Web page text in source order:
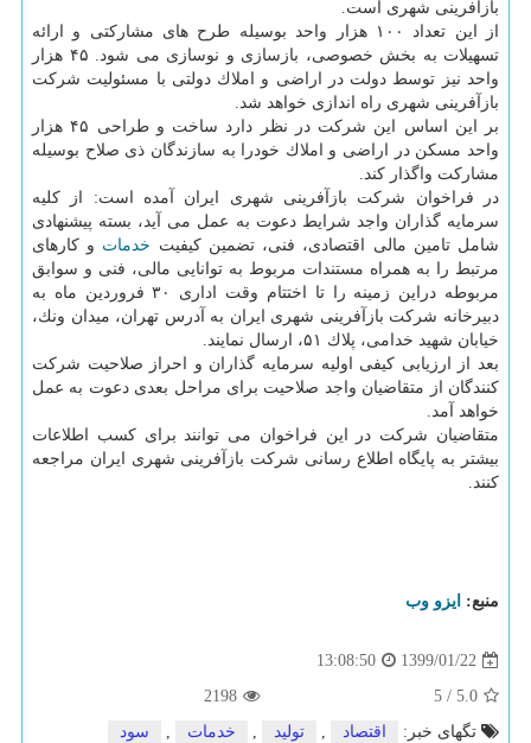
بازآفرینی شهری است.
از این تعداد ۱۰۰ هزار واحد بوسیله طرح های مشاركتی و ارائه
تسهیلات به بخش خصوصی، بازسازی و نوسازی می شود. ۴۵ هزار
واحد نیز توسط دولت در اراضی و املاك دولتی با مسئولیت شركت
بازآفرینی شهری راه اندازی خواهد شد.
بر این اساس این شركت در نظر دارد ساخت و طراحی ۴۵ هزار
واحد مسكن در اراضی و املاك خودرا به سازندگان ذی صلاح بوسیله
مشاركت واگذار كند.
در فراخوان شركت بازآفرینی شهری ایران آمده است: از كلیه
سرمایه گذاران واجد شرایط دعوت به عمل می آید، بسته پیشنهادی
شامل تامین مالی اقتصادی، فنی، تضمین كیفیت خدمات و كارهای
مرتبط را به همراه مستندات مربوط به توانایی مالی، فنی و سوابق
مربوطه دراین زمینه را تا اختتام وقت اداری ۳۰ فروردین ماه به
دبیرخانه شركت بازآفرینی شهری ایران به آدرس تهران، میدان ونك،
خیابان شهید خدامی، پلاك ۵۱، ارسال نمایند.
بعد از ارزیابی كیفی اولیه سرمایه گذاران و احراز صلاحیت شركت
كنندگان از متقاضیان واجد صلاحیت برای مراحل بعدی دعوت به عمل
خواهد آمد.
متقاضیان شركت در این فراخوان می توانند برای كسب اطلاعات
بیشتر به پایگاه اطلاع رسانی شركت بازآفرینی شهری ایران مراجعه
كنند.
منبع: ایزو وب
1399/01/22
13:08:50
5.0
/
5
2198
تگهای خبر:
اقتصاد , تولید , خدمات , سود